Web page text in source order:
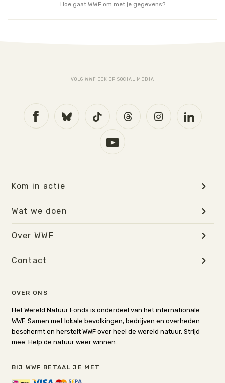
Hoe gaat WWF om met je gegevens?
VOLG WWF OOK OP SOCIAL MEDIA
OVER ONS
Het Wereld Natuur Fonds is onderdeel van het internationale
WWF. Samen met lokale bevolkingen, bedrijven en overheden
beschermt en herstelt WWF over heel de wereld natuur. Strijd
mee. Help de natuur weer winnen.
BIJ WWF BETAAL JE MET
Kom in actie
Wat we doen
Over WWF
Contact